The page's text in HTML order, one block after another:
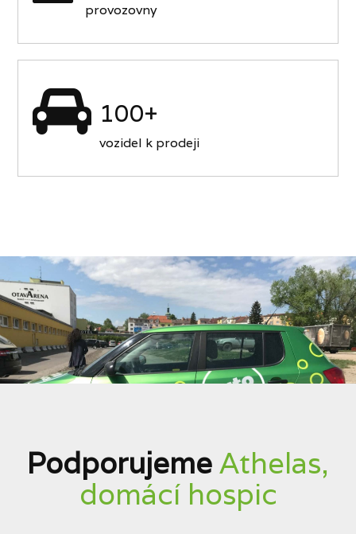
provozovny
100+
vozidel k prodeji
PodporujemeAthelas,
domácí hospic